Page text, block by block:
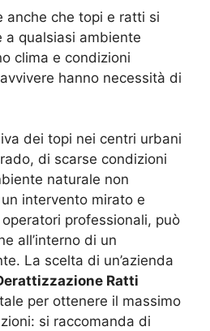
anche che topi e ratti si
qualsiasi ambiente
clima e condizioni
hanno necessità di
dei topi nei centri urbani
di scarse condizioni
naturale non
intervento mirato e
professionali, può
all’interno di un
La scelta di un’azienda
Ratti
per ottenere il massimo
si raccomanda di